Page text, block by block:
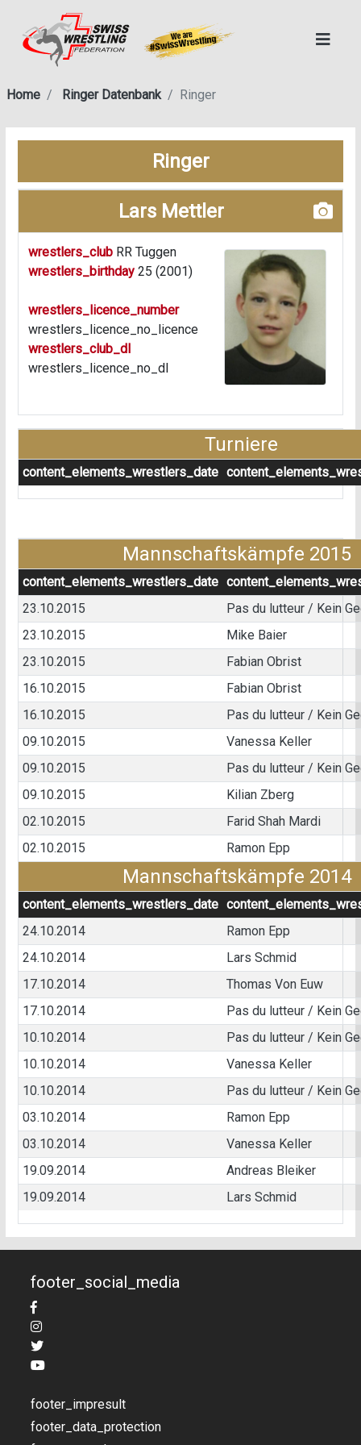
Home Ringer Datenbank Ringer
Ringer
Lars Mettler
wrestlers_club RR Tuggen
wrestlers_birthday 25 (2001)
wrestlers_licence_number
wrestlers_licence_no_licence
wrestlers_club_dl
wrestlers_licence_no_dl
Turniere
content_elements_wrestlers_date
Mannschaftskämpfe 2015
content_elements_wrestlers_date
23.10.2015
Pas du lutteur / Kein
23.10.2015
Mike Baier
23.10.2015
Fabian Obrist
16.10.2015
Fabian Obrist
16.10.2015
Pas du lutteur / Kein
09.10.2015
Vanessa Keller
09.10.2015
Pas du lutteur / Kein
09.10.2015
Kilian Zberg
02.10.2015
Farid Shah Mardi
02.10.2015
Ramon Epp
Mannschaftskämpfe 2014
content_elements_wrestlers_date
24.10.2014
Ramon Epp
24.10.2014
Lars Schmid
17.10.2014
Thomas Von Euw
17.10.2014
Pas du lutteur / Kein
10.10.2014
Pas du lutteur / Kein
10.10.2014
Vanessa Keller
10.10.2014
Pas du lutteur / Kein
03.10.2014
Ramon Epp
03.10.2014
Vanessa Keller
19.09.2014
Andreas Bleiker
19.09.2014
Lars Schmid
footer_social_media
footer_impresult
footer_data_protection